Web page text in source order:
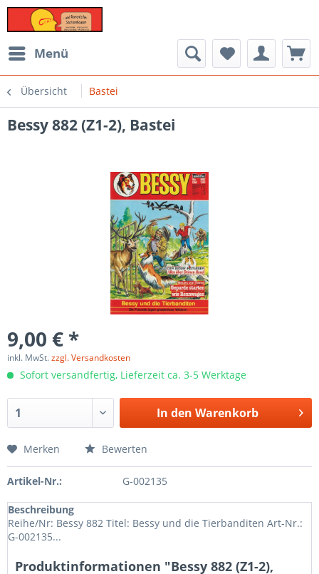
Menü
Übersicht Bastei
Bessy 882 (Z1-2), Bastei
9,00 € *
inkl. MwSt.zzgl. Versandkosten
Sofort versandfertig, Lieferzeit ca. 3-5 Werktage
In den Warenkorb
Merken Bewerten
Artikel-Nr.: G-002135
Beschreibung
Reihe/Nr: Bessy 882 Titel: Bessy und die Tierbanditen Art-Nr.:
G-002135...
Produktinformationen "Bessy 882 (Z1-2),